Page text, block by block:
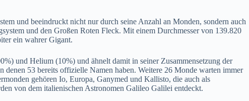
und beeindruckt nicht nur durch seine Anzahl an Monden, sondern auch
und den Großen Roten Fleck. Mit einem Durchmesser von 139.820
ein wahrer Gigant.
und Helium (10%) und ähnelt damit in seiner Zusammensetzung der
denen 53 bereits offizielle Namen haben. Weitere 26 Monde warten immer
gehören Io, Europa, Ganymed und Kallisto, die auch als
von dem italienischen Astronomen Galileo Galilei entdeckt.